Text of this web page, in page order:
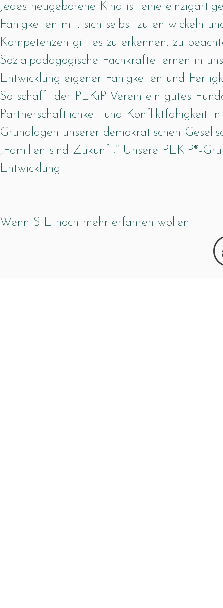
Jedes neugeborene Kind ist eine
Fähigkeiten mit, sich selbst zu entwickeln
Kompetenzen gilt es zu erkennen, zu
Sozialpädagogische Fachkräfte lernen in
Entwicklung eigener Fähigkeiten und
So schafft der PEKiP Verein ein gutes
Partnerschaftlichkeit und Konfliktfähigkeit
Grundlagen unserer demokratischen
„Familien sind Zukunft!“ Unsere PEKiP®-
Entwicklung.
Wenn SIE noch mehr erfahren wollen: